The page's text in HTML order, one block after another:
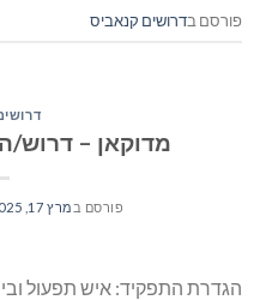
פורסם בדרושים קנאביס
מדוקאן – דרוש/
פורסם במרץ 17, 2025
הגדרת התפקיד: איש תפעול